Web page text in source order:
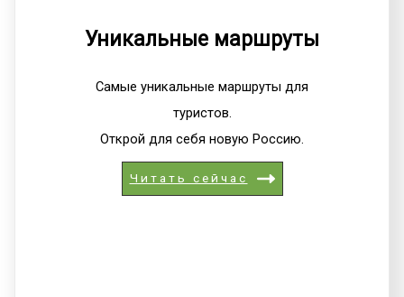
Уникальные маршруты
Самые уникальные маршруты для
туристов.
Открой для себя новую Россию.
Читать сейчас